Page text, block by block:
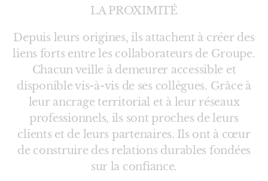
LA PROXIMITÉ
Depuis leurs origines, ils attachent à créer des
liens forts entre les collaborateurs de Groupe.
Chacun veille à demeurer accessible et
disponible vis-à-vis de ses collègues. Grâce à
leur ancrage territorial et à leur réseaux
professionnels, ils sont proches de leurs
clients et de leurs partenaires. Ils ont à cœur
de construire des relations durables fondées
sur la confiance.